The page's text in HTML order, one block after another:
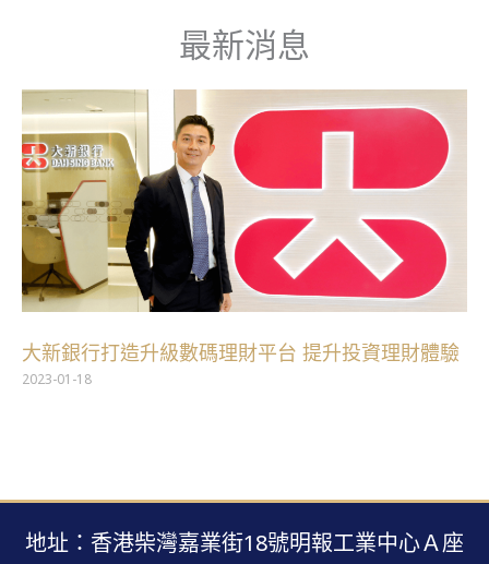
最新消息
大新銀行打造升級數碼理財平台 提升投資理財體驗
2023-01-18
地址：香港柴灣嘉業街18號明報工業中心Ａ座